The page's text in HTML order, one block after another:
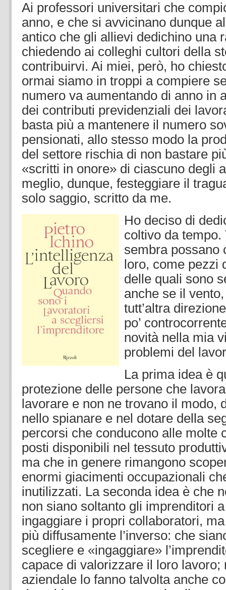
Ai professori universitari che
anno, e che si avvicinano dunque
antico che gli allievi dedichino una
chiedendo ai colleghi cultori della
contribuirvi. Ai miei, però, ho
ormai siamo in troppi a compiere
numero va aumentando di anno in
dei contributi previdenziali dei
basta più a mantenere il numero
pensionati, allo stesso modo la
del settore rischia di non bastare
«scritti in onore» di ciascuno degli
meglio, dunque, festeggiare il
solo saggio, scritto da me.
Ho deciso di
coltivo da
sembra possano
loro, come pezzi
delle quali sono
anche se il
tutt’altra
po’
novità nella mia
problemi del
La prima idea è
protezione delle persone che
lavorare e non ne trovano il modo,
nello spianare e nel dotare della
percorsi che conducono alle molte
posti disponibili nel tessuto
ma che in genere rimangono
enormi giacimenti occupazionali
inutilizzati. La seconda idea è che
non siano soltanto gli imprenditori
ingaggiare i propri collaboratori,
più diffusamente l’inverso: che
scegliere e «ingaggiare»
capace di valorizzare il loro
aziendale lo fanno talvolta anche